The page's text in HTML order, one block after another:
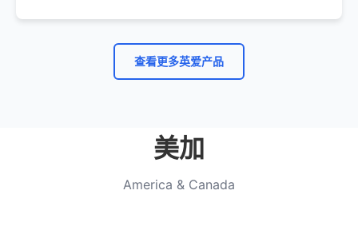
查看更多英爱产品
美加
America & Canada